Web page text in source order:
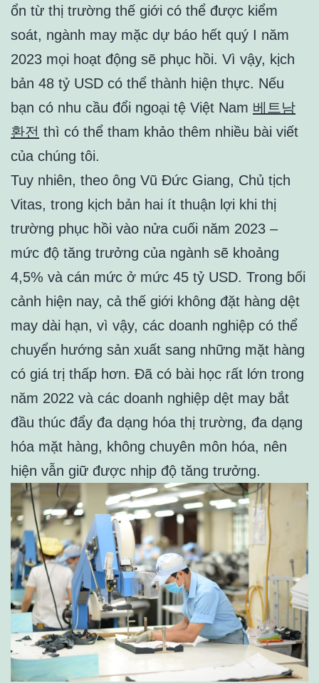
ổn từ thị trường thế giới có thể được kiểm
soát, ngành may mặc dự báo hết quý I năm
2023 mọi hoạt động sẽ phục hồi. Vì vậy, kịch
bản 48 tỷ USD có thể thành hiện thực. Nếu
bạn có nhu cầu đổi ngoại tệ Việt Nam 베트남
환전 thì có thể tham khảo thêm nhiều bài viết
của chúng tôi.
Tuy nhiên, theo ông Vũ Đức Giang, Chủ tịch
Vitas, trong kịch bản hai ít thuận lợi khi thị
trường phục hồi vào nửa cuối năm 2023 –
mức độ tăng trưởng của ngành sẽ khoảng
4,5% và cán mức ở mức 45 tỷ USD. Trong bối
cảnh hiện nay, cả thế giới không đặt hàng dệt
may dài hạn, vì vậy, các doanh nghiệp có thể
chuyển hướng sản xuất sang những mặt hàng
có giá trị thấp hơn. Đã có bài học rất lớn trong
năm 2022 và các doanh nghiệp dệt may bắt
đầu thúc đẩy đa dạng hóa thị trường, đa dạng
hóa mặt hàng, không chuyên môn hóa, nên
hiện vẫn giữ được nhịp độ tăng trưởng.